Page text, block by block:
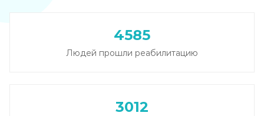
4585
Людей прошли реабилитацию
3012